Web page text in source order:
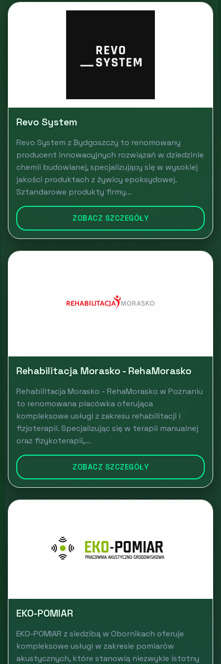
Revo System
Revo System z Bydgoszczy to renomowany
producent innowacyjnych rozwiązań w dziedzinie
chemii budowlanej, specjalizujący się w wysokiej
jakości produktach z żywicy epoksydowej.
Sztandarowe produkty firmy...
ZOBACZ SZCZEGÓŁY
Rehabilitacja Morasko - RehaMorasko
Rehabilitacja Morasko - RehaMorasko w Poznaniu
to renomowana placówka oferująca
kompleksowe usługi z zakresu rehabilitacji i
fizjoterapii. Specjalizując się w terapii manualnej
oraz fizykoterapii,...
ZOBACZ SZCZEGÓŁY
EKO-POMIAR
EKO-POMIAR z siedzibą w Obornikach oferuje
kompleksowe usługi w zakresie pomiarów
akustycznych, które stanowią niezwykle istotny